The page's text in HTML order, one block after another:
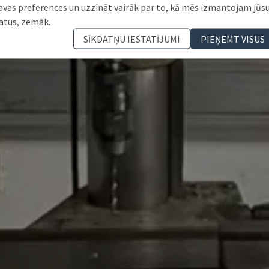
preferences un uzzināt vairāk par to, kā mēs izmantojam
zemāk.
SĪKDATŅU IESTATĪJUMI
PIEŅEMT VISUS